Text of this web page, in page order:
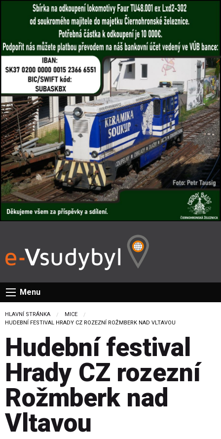
Menu
HLAVNÍ STRÁNKA
MICE
CURRENT:
HUDEBNÍ FESTIVAL HRADY CZ ROZEZNÍ ROŽMBERK NAD VLTAVOU
Hudební festival
Hrady CZ rozezní
Rožmberk nad
Vltavou